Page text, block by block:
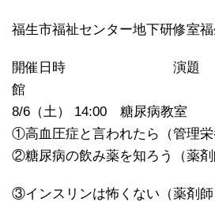
福生市福祉センター地下研修室
開催日時
館
8/6（土） 14:00 糖尿病教室
①高血圧症と言われたら（管理栄
②糖尿病の飲み薬を知ろう（薬剤
③インスリンは怖くない（薬剤師